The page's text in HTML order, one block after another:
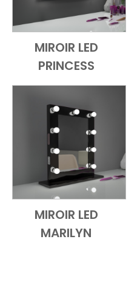
Add to Cart
Vue
MIROIR LED
PRINCESS
Add to Cart
Vue
MIROIR LED
MARILYN